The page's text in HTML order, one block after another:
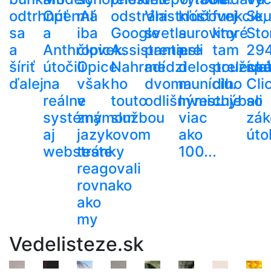
odtrhnúť
sa
a
šíriť
ďalej
OpenAI
a
Anthropic
útočili
na
reálne
systémy
aj
webstránky
má
iba
človek.
Opice
však
v
známom
jazykovom
teste
reagovali
rovnako
ako
my
odstráni
Google
Assistanta.
Nahradí
ho
touto
službou
Vlastnosť
svetla
preniesli
medzi
dvoma
odlišnými...
kľúčovej
suroviny
pre
muníciu.
Investuje
viac
ako
100...
funkcie,
ktoré
tam
dlho
chýbali
so
Vedelisteze.sk